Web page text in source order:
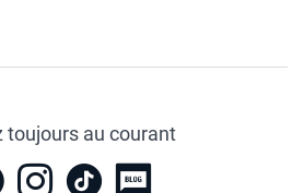
toujours au courant